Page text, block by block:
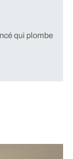
qui plombe